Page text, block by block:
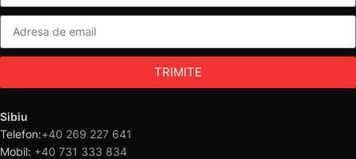
TRIMITE
Sibiu
Telefon:+40 269 227 641
Mobil: +40 731 333 834